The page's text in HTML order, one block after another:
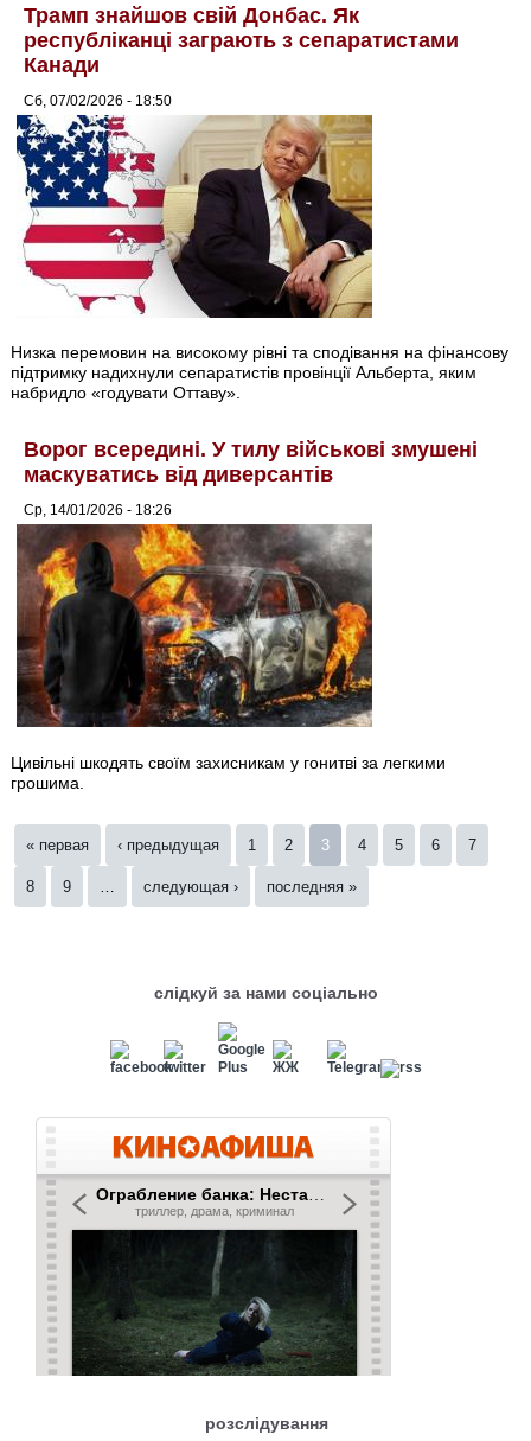
Трамп знайшов свій Донбас. Як
республіканці заграють з сепаратистами
Канади
Сб, 07/02/2026 - 18:50
Низка перемовин на високому рівні та сподівання на фінансову
підтримку надихнули сепаратистів провінції Альберта, яким
набридло «годувати Оттаву».
Ворог всередині. У тилу військові змушені
маскуватись від диверсантів
Ср, 14/01/2026 - 18:26
Цивільні шкодять своїм захисникам у гонитві за легкими
грошима.
Страницы
« первая ‹ предыдущая 1 2 3 4 5 6 7
8 9 следующая › последняя »
слідкуй за нами соціально
розслідування